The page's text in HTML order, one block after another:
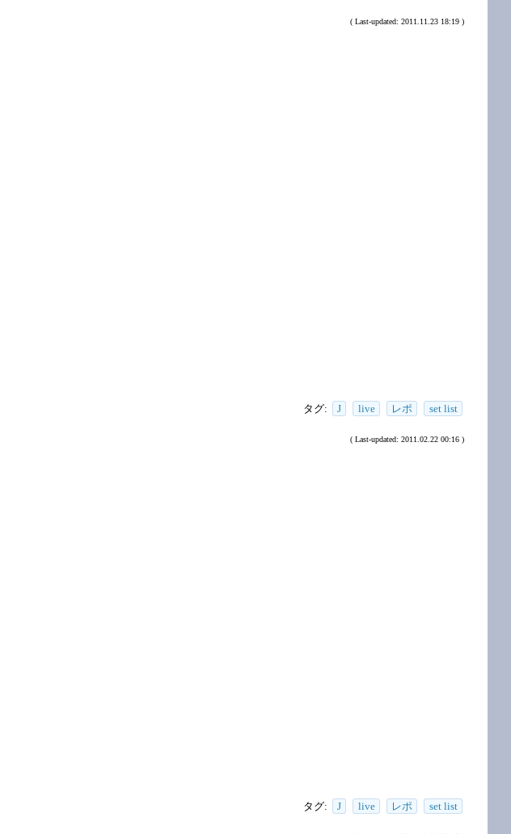
( Last-updated: 2011.11.23 18:19 )
タグ: J live レポ set list
( Last-updated: 2011.02.22 00:16 )
タグ: J live レポ set list